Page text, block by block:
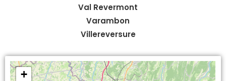
Val Revermont
Varambon
Villereversure
+